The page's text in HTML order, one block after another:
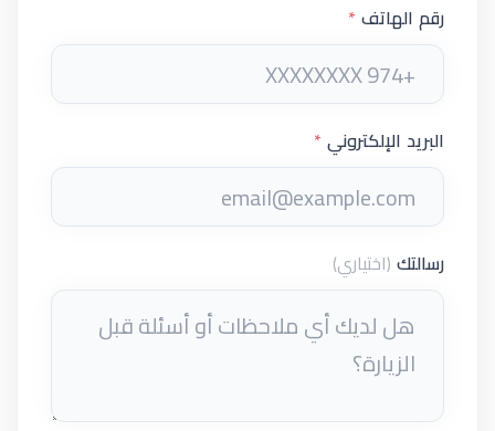
رقم الهاتف *
البريد الإلكتروني *
رسالتك (اختياري)